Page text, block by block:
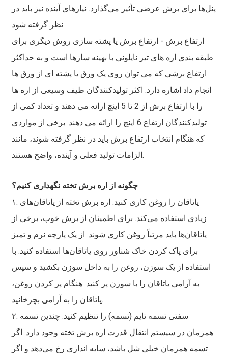
پنل‌ها برای برش عرضی تأثیر می‌گذارد. نیازهای آینده نیز باید در
نظر گرفته شود.
ارتفاع برش - ارتفاع برش یا پشته سازی روش دیگری برای
طبقه بندی اره های تیر نایلونی با بهینه سازها است و به حداکثر
ارتفاع برشی که می توان روی یک ورق یا پشته ای از ورق ها
انجام داد اشاره دارد. اکثر تولیدکنندگان طیف وسیعی از اره ها
را با ارتفاع برش از 2 تا 5 اینچ ارائه می دهند و تعداد کمی از
تولیدکنندگان ارتفاع 6 اینچ را ارائه می دهند. برخی از مواردی
که هنگام انتخاب ارتفاع برش باید در نظر گرفته شوند، مانند
الزامات تولید فعلی و آینده، واضح هستند.
چگونه از اره برش تخته نگهداری کنیم؟
۱. یاتاقان را روغن کاری کنید. اره برش تخته از یاتاقان‌های
زیادی استفاده می‌کند. برای اطمینان از برش خوب، برخی از
یاتاقان‌ها باید مرتباً روغن کاری شوند. از یک پارچه نرم و تمیز
برای پاک کردن خاک شناور روی یاتاقان‌ها استفاده کنید. با
استفاده از یک سوزن، روغن را به داخل سوزن بکشید و سپس
به آرامی یاتاقان را با سوزن پر کنید. هنگام پر کردن روغن،
یاتاقان را به آرامی بچرخانید.
۲. سفتی تسمه تایم (تسمه) را تنظیم کنید. چندین تسمه
همزمان در سیستم انتقال قدرت اره برش تخته وجود دارد. اگر
تسمه همزمان خیلی شل باشد، سایه اندازی رخ می‌دهد و اگر